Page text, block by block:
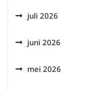
juli 2026
juni 2026
mei 2026